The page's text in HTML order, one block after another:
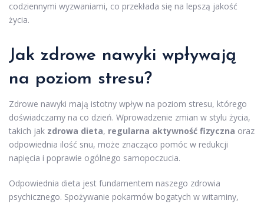
codziennymi wyzwaniami, co przekłada się na lepszą jakość
życia.
Jak zdrowe nawyki wpływają
na poziom stresu?
Zdrowe nawyki mają istotny wpływ na poziom stresu, którego
doświadczamy na co dzień. Wprowadzenie zmian w stylu życia,
takich jak zdrowa dieta, regularna aktywność fizyczna oraz
odpowiednia ilość snu, może znacząco pomóc w redukcji
napięcia i poprawie ogólnego samopoczucia.
Odpowiednia dieta jest fundamentem naszego zdrowia
psychicznego. Spożywanie pokarmów bogatych w witaminy,